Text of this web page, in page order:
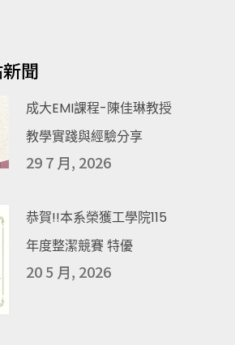
聞
成大EMI課程-陳佳琳教授
教學實踐與經驗分享
29 7 月, 2026
恭賀!!本系榮獲工學院115
年度整潔競賽 特優
20 5 月, 2026